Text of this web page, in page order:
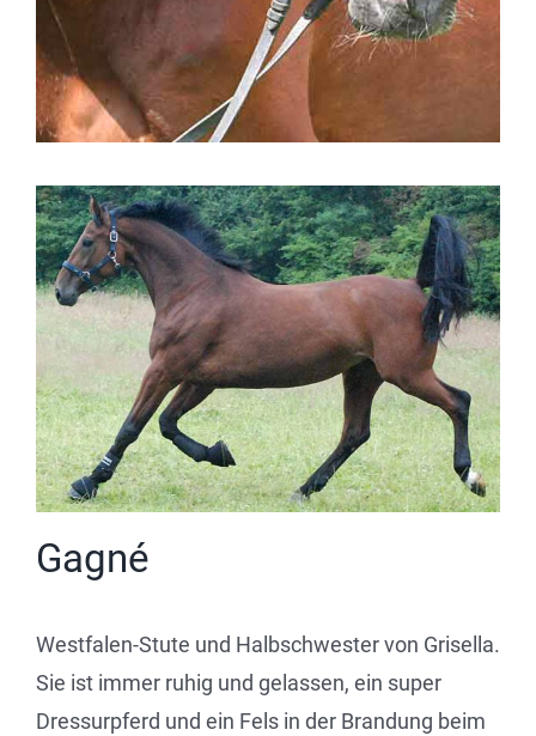
Gagné
Westfalen-Stute und Halbschwester von Grisella.
Sie ist immer ruhig und gelassen, ein super
Dressurpferd und ein Fels in der Brandung beim